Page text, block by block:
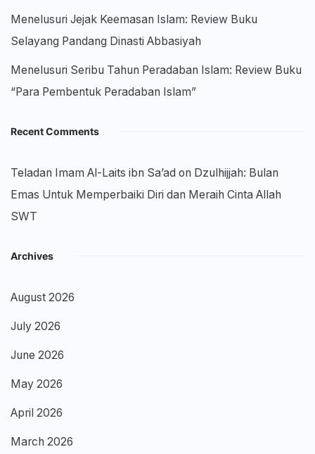
Menelusuri Jejak Keemasan Islam: Review Buku
Selayang Pandang Dinasti Abbasiyah
Menelusuri Seribu Tahun Peradaban Islam: Review Buku
“Para Pembentuk Peradaban Islam”
Recent Comments
Teladan Imam Al-Laits ibn Sa’ad on Dzulhijjah: Bulan
Emas Untuk Memperbaiki Diri dan Meraih Cinta Allah
SWT
Archives
August 2026
July 2026
June 2026
May 2026
April 2026
March 2026